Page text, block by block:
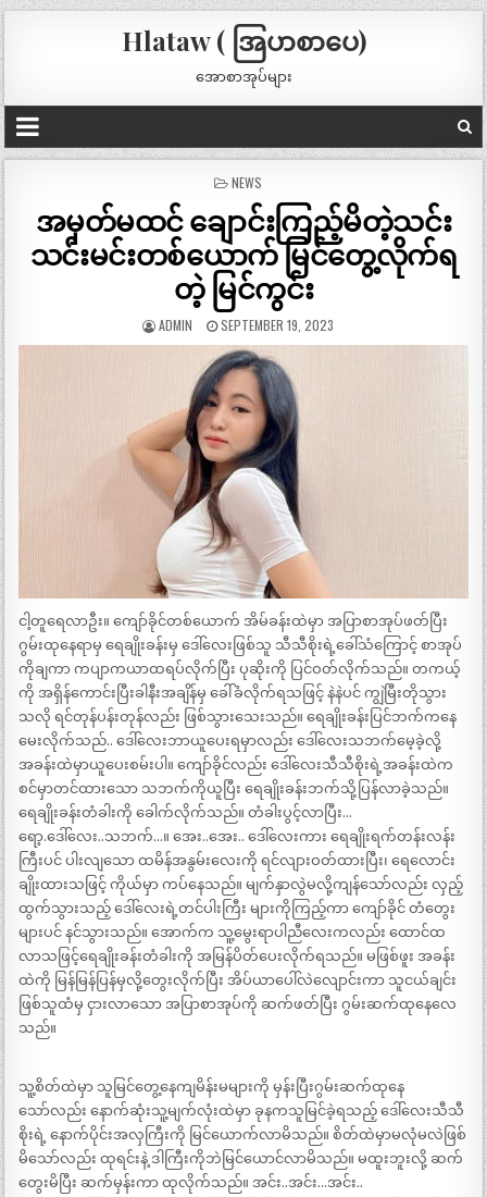
Hlataw ( အြပာစာပေ)
အောစာအုပ်များ
POSTED
NEWS
အမှတ်မထင် ချောင်းကြည့်မိတဲ့သင်း
သင်းမင်းတစ်ယောက် မြင်တွေ့လိုက်ရ
တဲ့ မြင်ကွင်း
ADMIN SEPTEMBER 19, 2023
ငါ့တူရေလာဦး။ ကျော်ခိုင်တစ်ယောက် အိမ်ခန်းထဲမှာ အပြာစာအုပ်ဖတ်ပြီး
ဂွမ်းထုနေရာမှ ရေချိုးခန်းမှ ဒေါ်လေးဖြစ်သူ သီသီစိုးရဲ့ခေါ်သံကြောင့် စာအုပ်
ကိုချကာ ကပျာကယာထရပ်လိုက်ပြီး ပုဆိုးကို ပြင်ဝတ်လိုက်သည်။ တကယ့်
ကို အရှိန်ကောင်းပြီးခါနီးအချိန်မှ ခေါ်ခံလိုက်ရသဖြင့် နဲနဲပင် ကျွဲမြီးတိုသွား
သလို ရင်တုန်ပန်းတုန်လည်း ဖြစ်သွားသေးသည်။ ရေချိုးခန်းပြင်ဘက်ကနေ
မေးလိုက်သည်.. ဒေါ်လေးဘာယူပေးရမှာလည်း ဒေါ်လေးသဘက်မေ့ခဲ့လို့
အခန်းထဲမှာယူပေးစမ်းပါ။ ကျော်ခိုင်လည်း ဒေါ်လေးသီသီစိုးရဲ့အခန်းထဲက
စင်မှာတင်ထားသော သဘက်ကိုယူပြီး ရေချိုးခန်းဘက်သို့ပြန်လာခဲ့သည်။
ရေချိုးခန်းတံခါးကို ခေါက်လိုက်သည်။ တံခါးပွင့်လာပြီး…
ရော့.ဒေါ်လေး..သဘက်…။ အေး..အေး.. ဒေါ်လေးကား ရေချိုးရက်တန်းလန်း
ကြီးပင် ပါးလျသော ထမိန်အနွမ်းလေးကို ရင်လျားဝတ်ထားပြီး၊ ရေလောင်း
ချိုးထားသဖြင့် ကိုယ်မှာ ကပ်နေသည်။ မျက်နှာလွဲမလို့ကျန်သော်လည်း လှည့်
ထွက်သွားသည့် ဒေါ်လေးရဲ့တင်ပါးကြီး များကိုကြည့်ကာ ကျော်ခိုင် တံတွေး
များပင် နင်သွားသည်။ အောက်က သူ့မွေးရာပါညီလေးကလည်း ထောင်ထ
လာသဖြင့်ရေချိုးခန်းတံခါးကို အမြန်ပိတ်ပေးလိုက်ရသည်။ မဖြစ်ဖူး အခန်း
ထဲကို မြန်မြန်ပြန်မှလို့တွေးလိုက်ပြီး အိပ်ယာပေါ်လဲလျောင်းကာ သူငယ်ချင်း
ဖြစ်သူထံမှ ငှားလာသော အပြာစာအုပ်ကို ဆက်ဖတ်ပြီး ဂွမ်းဆက်ထုနေလေ
သည်။
သူ့စိတ်ထဲမှာ သူမြင်တွေ့နေကျမိန်းမများကို မှန်းပြီးဂွမ်းဆက်ထုနေ
သော်လည်း နောက်ဆုံးသူ့မျက်လုံးထဲမှာ ခုနကသူမြင်ခဲ့ရသည့် ဒေါ်လေးသီသီ
စိုးရဲ့ နောက်ပိုင်းအလှကြီးကို မြင်ယောက်လာမိသည်။ စိတ်ထဲမှာမလုံမလဲဖြစ်
မိသော်လည်း ထုရင်းနဲ့ ဒါကြီးကိုဘဲမြင်ယောင်လာမိသည်။ မထူးဘူးလို့ ဆက်
တွေးမိပြီး ဆက်မှန်းကာ ထုလိုက်သည်။ အင်း..အင်း…အင်း..